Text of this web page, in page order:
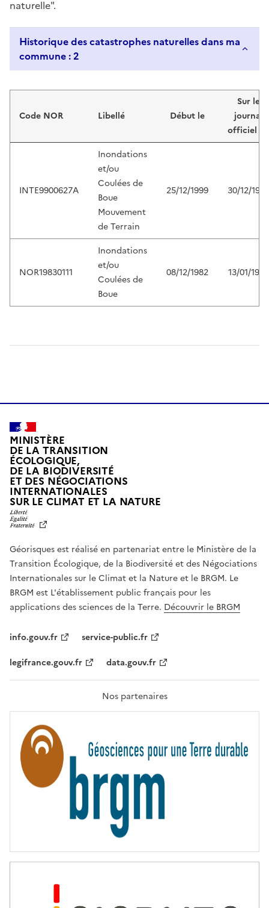
naturelle".
Historique des catastrophes naturelles dans ma
commune : 2
Code NOR Libellé Début le
Sur le
journal
officiel du
INTE9900627A
Inondations
et/ou
Coulées de
Boue
Mouvement
de Terrain
25/12/1999 30/12/1999
NOR19830111
Inondations
et/ou
Coulées de
Boue
08/12/1982 13/01/1983
MINISTÈRE
DE LA TRANSITION
ÉCOLOGIQUE,
DE LA BIODIVERSITÉ
ET DES NÉGOCIATIONS
INTERNATIONALES
SUR LE CLIMAT ET LA NATUREL
T
É
,
É
G
A
L
F
A
T
R
T
É
Géorisques est réalisé en partenariat entre le Ministère de la
Transition Écologique, de la Biodiversité et des Négociations
Internationales sur le Climat et la Nature et le BRGM. Le
BRGM est L'établissement public français pour les
applications des sciences de la Terre. Découvrir le BRGM
info.gouv.fr
service-public.fr
legifrance.gouv.fr
data.gouv.fr
Nos partenaires